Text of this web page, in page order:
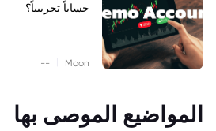
حساباً تجريبياً؟
Moon
--
المواضيع الموصى بها